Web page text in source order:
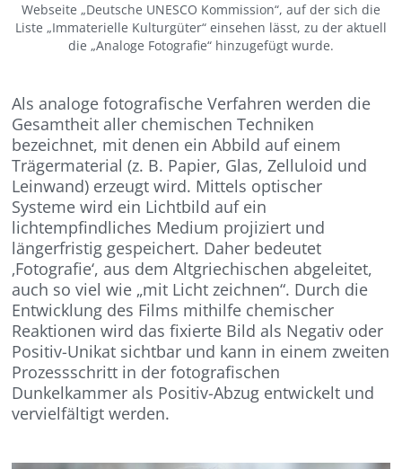
Webseite „Deutsche UNESCO Kommission“, auf der sich die
Liste „Immaterielle Kulturgüter“ einsehen lässt, zu der aktuell
die „Analoge Fotografie“ hinzugefügt wurde.
Als analoge fotografische Verfahren werden die
Gesamtheit aller chemischen Techniken
bezeichnet, mit denen ein Abbild auf einem
Trägermaterial (z. B. Papier, Glas, Zelluloid und
Leinwand) erzeugt wird. Mittels optischer
Systeme wird ein Lichtbild auf ein
lichtempfindliches Medium projiziert und
längerfristig gespeichert. Daher bedeutet
‚Fotografie‘, aus dem Altgriechischen abgeleitet,
auch so viel wie „mit Licht zeichnen“. Durch die
Entwicklung des Films mithilfe chemischer
Reaktionen wird das fixierte Bild als Negativ oder
Positiv-Unikat sichtbar und kann in einem zweiten
Prozessschritt in der fotografischen
Dunkelkammer als Positiv-Abzug entwickelt und
vervielfältigt werden.